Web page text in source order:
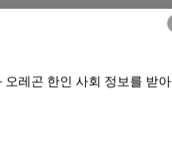
레곤 한인 사회 정보를 받아